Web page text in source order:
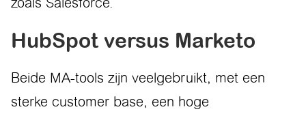
HubSpot versus Marketo
Beide MA-tools zijn veelgebruikt, met een
sterke customer base, een hoge